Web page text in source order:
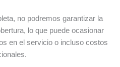
no podremos garantizar la
lo que puede ocasionar
en el servicio o incluso costos